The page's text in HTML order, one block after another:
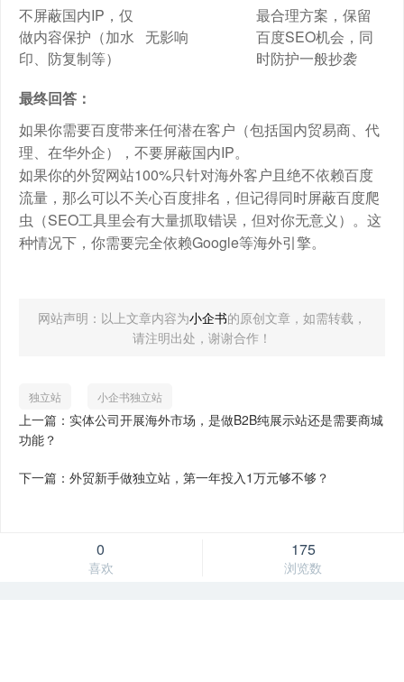
不屏蔽国内IP，仅
做内容保护（加水
印、防复制等）
无影响
最合理方案，保留
百度SEO机会，同
时防护一般抄袭
最终回答：
如果你需要百度带来任何潜在客户（包括国内贸易商、代
理、在华外企），不要屏蔽国内IP。
如果你的外贸网站100%只针对海外客户且绝不依赖百度
流量，那么可以不关心百度排名，但记得同时屏蔽百度爬
虫（SEO工具里会有大量抓取错误，但对你无意义）。这
种情况下，你需要完全依赖Google等海外引擎。
网站声明：以上文章内容为小企书的原创文章，如需转载，
请注明出处，谢谢合作！
独立站 小企书独立站
上一篇：实体公司开展海外市场，是做B2B纯展示站还是需要商城
功能？
下一篇：外贸新手做独立站，第一年投入1万元够不够？
0
喜欢
175
浏览数